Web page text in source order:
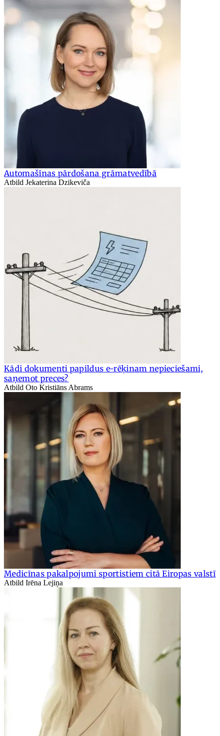
Automašīnas pārdošana grāmatvedībā
Atbild Jekaterina Dzikeviča
Kādi dokumenti papildus e-rēķinam nepieciešami,
saņemot preces?
Atbild Oto Kristiāns Abrams
Medicīnas pakalpojumi sportistiem citā Eiropas valstī
Atbild Irēna Lejiņa